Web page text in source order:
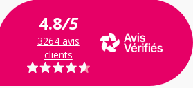
4.8/5
3264 avis
clients